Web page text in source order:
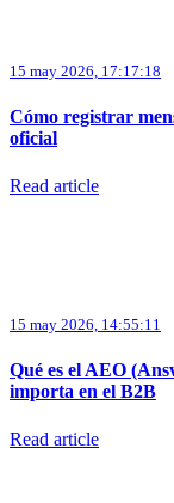
15 may 2026, 17:17:18
Cómo registrar
oficial
Read article
15 may 2026, 14:55:11
Qué es el AEO
importa en el B2B
Read article